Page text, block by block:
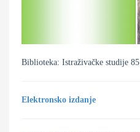
Biblioteka: Istraživačke studije 85
Elektronsko izdanje